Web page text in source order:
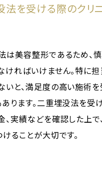
法を受ける際のクリ
は美容整形であるため、
ければいけません。特に
いと、満足度の高い施術
ります。二重埋没法を受
、実績などを確認した上で
ることが大切です。